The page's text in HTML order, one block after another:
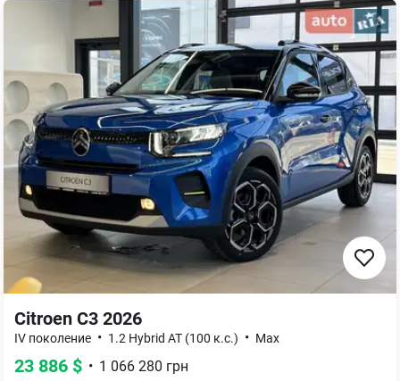
Citroen C3 2026
IV поколение • 1.2 Hybrid AT (100 к.с.) • Max
23 886 $ • 1 066 280 грн